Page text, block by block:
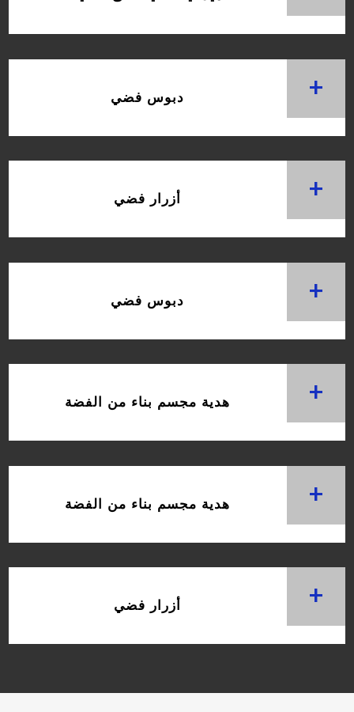
دبوس فضي +
أزرار فضي +
دبوس فضي +
هدية مجسم بناء من الفضة +
هدية مجسم بناء من الفضة +
أزرار فضي +